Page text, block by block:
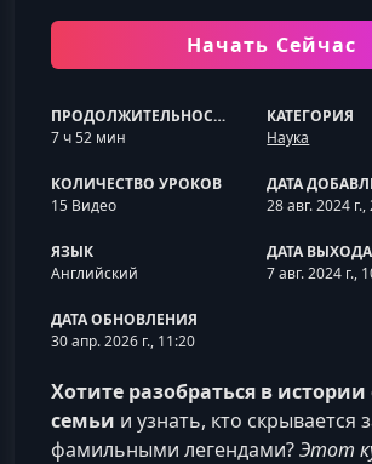
Начать Сейчас
ПРОДОЛЖИТЕЛЬНОСТЬ
7 ч 52 мин
КАТЕГОРИЯ
Наука
КОЛИЧЕСТВО УРОКОВ
15 Видео
ДАТА
28 авг. 2024
ЯЗЫК
Английский
ДАТА ВЫХОДА
7 авг. 2024 г.,
ДАТА ОБНОВЛЕНИЯ
30 апр. 2026 г., 11:20
Хотите разобраться в истории
семьи и узнать, кто скрывается
фамильными легендами?Этот